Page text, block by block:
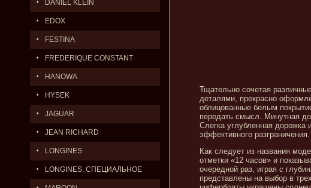
DANIEL KLEIN
EDOX
FESTINA
FREDERIQUE CONSTANT
HANOWA
HYSEK
JAGUAR
JEAN RICHARD
LONGINES
LONGINES. СПЕЦИАЛЬНОЕ
Тщательно сочетая
деталями, прекрасно
облицованные белым
передать смысл. Минутная
Слегка углубленная дорожка
эффективного разграничения.
Как следует из названия
отметки «12 часов» и
очередной раз, играя с
представлены на выбор в